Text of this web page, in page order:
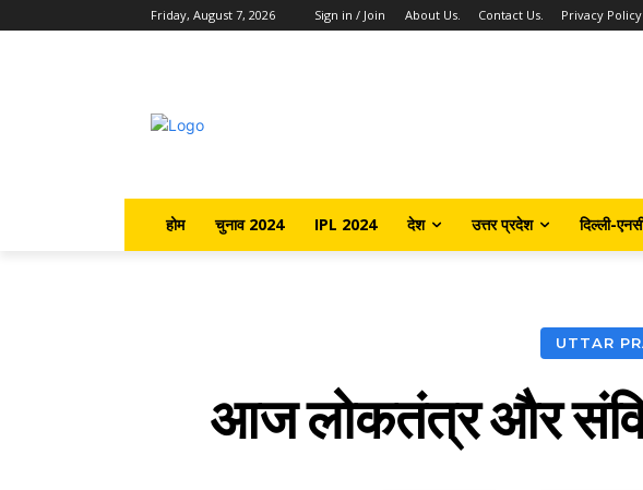
Friday, August 7, 2026 Sign in / Join About Us. Contact Us. Privacy Policy
होम चुनाव 2024 IPL 2024 देश उत्तर प्रदेश दिल्ली-
UTTAR
आज लोकतंत्र और